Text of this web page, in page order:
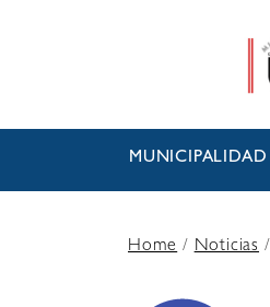
MUNICIPALIDAD
Home/Noticias /